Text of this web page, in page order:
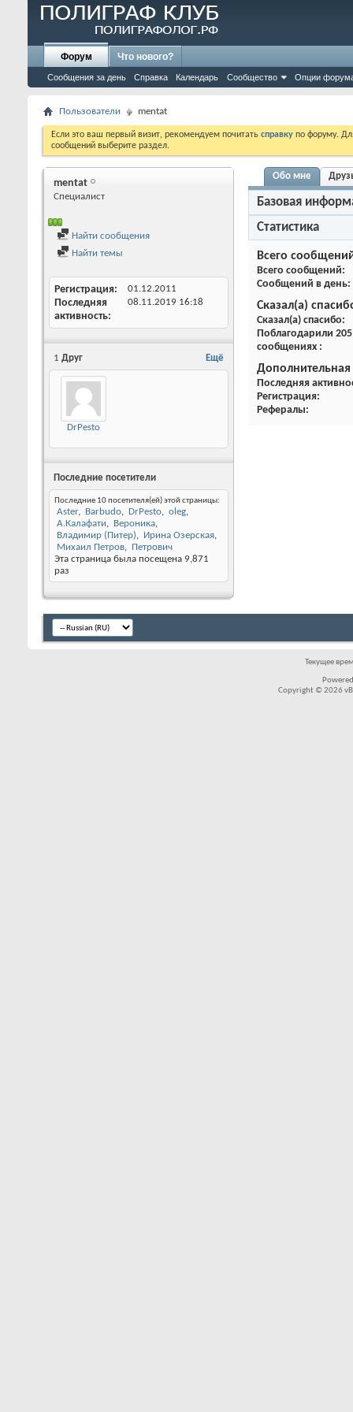
Форум
Сообщения за день Справка Календарь Сообщество Опции
Что нового?
Пользователи mentat
Если это ваш первый визит, рекомендуем почитать справку по форуму.
сообщений выберите раздел.
mentat
Специалист
Найти сообщения
Найти темы
Регистрация 01.12.2011
Последняя
активность
08.11.2019 16:18
Ещё
1 Друг
DrPesto
Последние посетители
Последние 10 посетителя(ей) этой страницы:
Aster Barbudo DrPesto
oleg
А.Калафати
Вероника
Владимир (Питер)
Ирина Озерская
Михаил Петров
Петрович
Эта страница была посещена 9,871
раз
Обо мне
Базовая
Статистика
Всего
Всего сообщений
Сообщений в день
Сказал(а)
Сказал(а) спасибо
Поблагодарили 205
сообщениях
Последняя
Регистрация
Рефералы
Текущее
Copyright © 2026